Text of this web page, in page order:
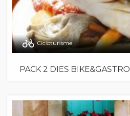
Cicloturisme
PACK 2 DIES BIKE&GASTRO